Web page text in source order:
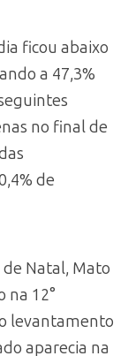
ficou abaixo
a 47,3%
no final de
de
Natal, Mato
na 12°
levantamento
aparecia na